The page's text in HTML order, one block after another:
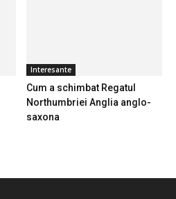
Interesante
Cum a schimbat Regatul
Northumbriei Anglia anglo-
saxona